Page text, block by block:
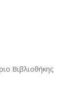
Βιβλιοθήκης